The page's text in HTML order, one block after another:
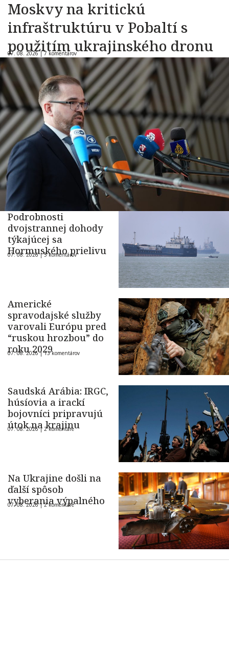
Moskvy na kritickú
infraštruktúru v Pobaltí s
použitím ukrajinského dronu
07. 08. 2026 |7 komentárov
Podrobnosti
dvojstrannej dohody
týkajúcej sa
Hormuského prielivu
07. 08. 2026 |5 komentárov
Americké
spravodajské služby
varovali Európu pred
“ruskou hrozbou” do
roku 2029
07. 08. 2026 |13 komentárov
Saudská Arábia: IRGC,
húsíovia a irackí
bojovníci pripravujú
útok na krajinu
07. 08. 2026 |2 komentáre
Na Ukrajine došli na
ďalší spôsob
vyberania výpalného
07. 08. 2026 |2 komentáre